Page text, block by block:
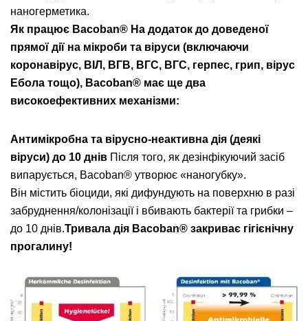
наногерметика.
Як працює Bacoban® На додаток до доведеної
прямої дії на мікроби та віруси (включаючи
коронавірус, ВІЛ, ВГВ, ВГС, ВГС, герпес, грип, вірус
Ебола тощо), Bacoban® має ще два
високоефективних механізми:
Антимікробна та вірусно-неактивна дія (деякі
віруси) до 10 днів Після того, як дезінфікуючий засіб
випарується, Bacoban® утворює «наногубку».
Він містить біоциди, які дифундують на поверхню в разі
забруднення/колонізації і вбивають бактерії та грибки –
до 10 днів.Тривала дія Bacoban® закриває гігієнічну
прогалину!